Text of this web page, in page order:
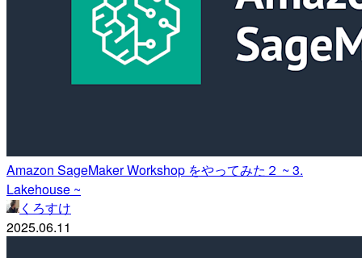
Amazon SageMaker Workshop をやってみた２ ~ 3.
Lakehouse ~
くろすけ
2025.06.11